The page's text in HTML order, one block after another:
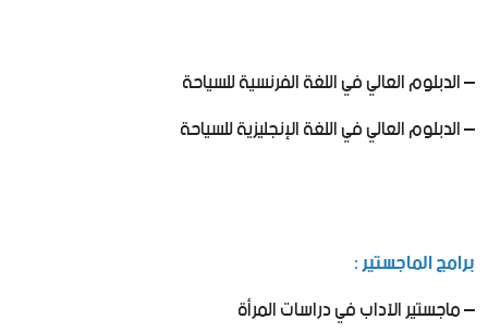
– ​الدبلوم العالي في اللغة الفرنسية للسياحة ​
– الدبلوم العالي في اللغة الإنجليزية للسياحة ​
برامج الماجستير :
– ماجستير الآداب في دراسات المرأة ​​​